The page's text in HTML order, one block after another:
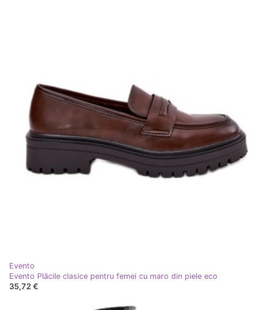
Evento
Evento Plăcile clasice pentru femei cu maro din piele eco
35,72 €